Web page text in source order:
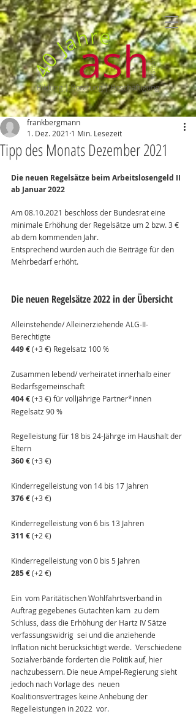
Tipp des Monats Dezember 2021
frankbergmann
1. Dez. 2021 1 Min. Lesezeit
Die neuen Regelsätze beim Arbeitslosengeld II
ab Januar 2022
Am 08.10.2021 beschloss der Bundesrat eine
minimale Erhöhung der Regelsätze um 2 bzw. 3 €
ab dem kommenden Jahr.
Entsprechend wurden auch die Beiträge für den
Mehrbedarf erhöht.
Die neuen Regelsätze 2022 in der Übersicht
Alleinstehende/ Alleinerziehende ALG-II-
Berechtigte
449 € (+3 €) Regelsatz 100 %
Zusammen lebend/ verheiratet innerhalb einer
Bedarfsgemeinschaft
404 € (+3 €) für volljährige Partner*innen
Regelsatz 90 %
Regelleistung für 18 bis 24-Jährge im Haushalt der
Eltern
360 € (+3 €)
Kinderregelleistung von 14 bis 17 Jahren
376 € (+3 €)
Kinderregelleistung von 6 bis 13 Jahren
311 € (+2 €)
Kinderregelleistung von 0 bis 5 Jahren
285 € (+2 €)
Ein  vom Paritätischen Wohlfahrtsverband in
Auftrag gegebenes Gutachten kam  zu dem
Schluss, dass die Erhöhung der Hartz IV Sätze
verfassungswidrig  sei und die anziehende
Inflation nicht berücksichtigt werde.  Verschiedene
Sozialverbände forderten die Politik auf, hier
nachzubessern. Die neue Ampel-Regierung sieht
jedoch nach Vorlage des  neuen
Koalitionsvertrages keine Anhebung der
Regelleistungen in 2022  vor.